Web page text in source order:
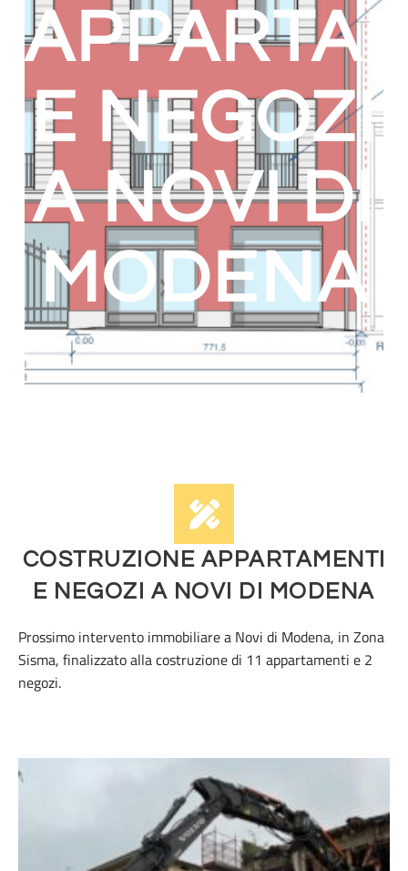
E NEGOZI
A NOVI DI
MODENA
COSTRUZIONE APPARTAMENTI
E NEGOZI A NOVI DI MODENA
Prossimo intervento immobiliare a Novi di Modena, in Zona
Sisma, finalizzato alla costruzione di 11 appartamenti e 2
negozi.